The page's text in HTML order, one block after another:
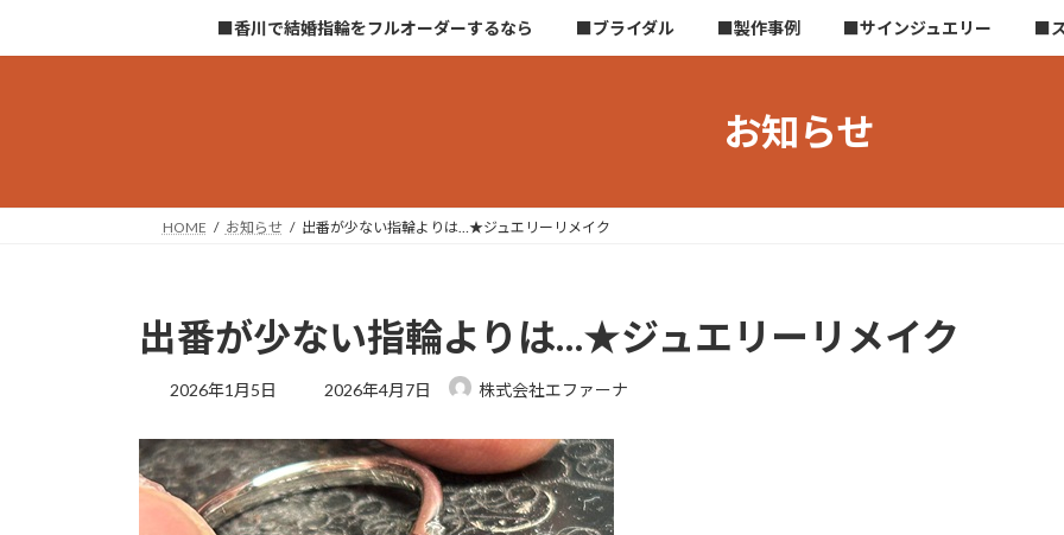
キ
に
■香川で結婚指輪をフルオーダーするなら ■ブライダル ■製作事例 ■サインジュエリー ■
お知らせ
HOME お知らせ 出番が少ない指輪よりは…★ジュエリーリメイク
出番が少ない指輪よりは…★ジュエリーリメイク
2026年1月5日
最
新
日
時
:
2026年4月7日 株式会社エファーナ